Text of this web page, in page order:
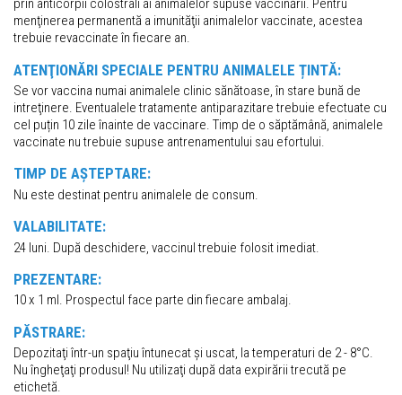
prin anticorpii colostrali ai animalelor supuse vaccinării. Pentru
menţinerea permanentă a imunităţii animalelor vaccinate, acestea
trebuie revaccinate în fiecare an.
ATENŢIONĂRI SPECIALE PENTRU ANIMALELE ȚINTĂ:
Se vor vaccina numai animalele clinic sănătoase, în stare bună de
intreţinere. Eventualele tratamente antiparazitare trebuie efectuate cu
cel puțin 10 zile înainte de vaccinare. Timp de o săptămână, animalele
vaccinate nu trebuie supuse antrenamentului sau efortului.
TIMP DE AȘTEPTARE:
Nu este destinat pentru animalele de consum.
VALABILITATE:
24 luni. După deschidere, vaccinul trebuie folosit imediat.
PREZENTARE:
10 x 1 ml. Prospectul face parte din fiecare ambalaj.
PĂSTRARE:
Depozitaţi într-un spaţiu întunecat și uscat, la temperaturi de 2 - 8°C.
Nu îngheţaţi produsul! Nu utilizaţi după data expirării trecută pe
etichetă.